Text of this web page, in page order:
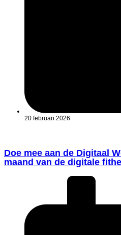
20 februari 2026
Doe mee aan de Digitaal
maand van de digitale